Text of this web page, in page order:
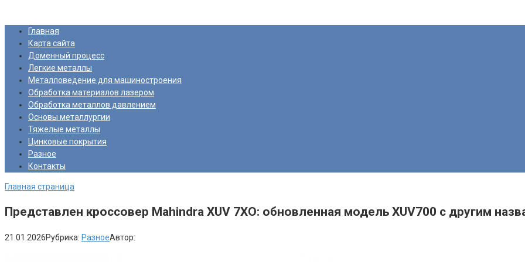
контентуГлавная
Карта сайта
Доменный процесс
Легкие металлы
Металловедение для машиностроения
Обработка материалов лазером
Обработка металлов давлением
Основы металлургии
Тяжелые металлы
Цинковые покрытия
Разное
Контакты
Главная страница
Представлен кроссовер Mahindra XUV 7XO: обновленная модель XUV700 с другим
21.01.2026Рубрика: РазноеАвтор: